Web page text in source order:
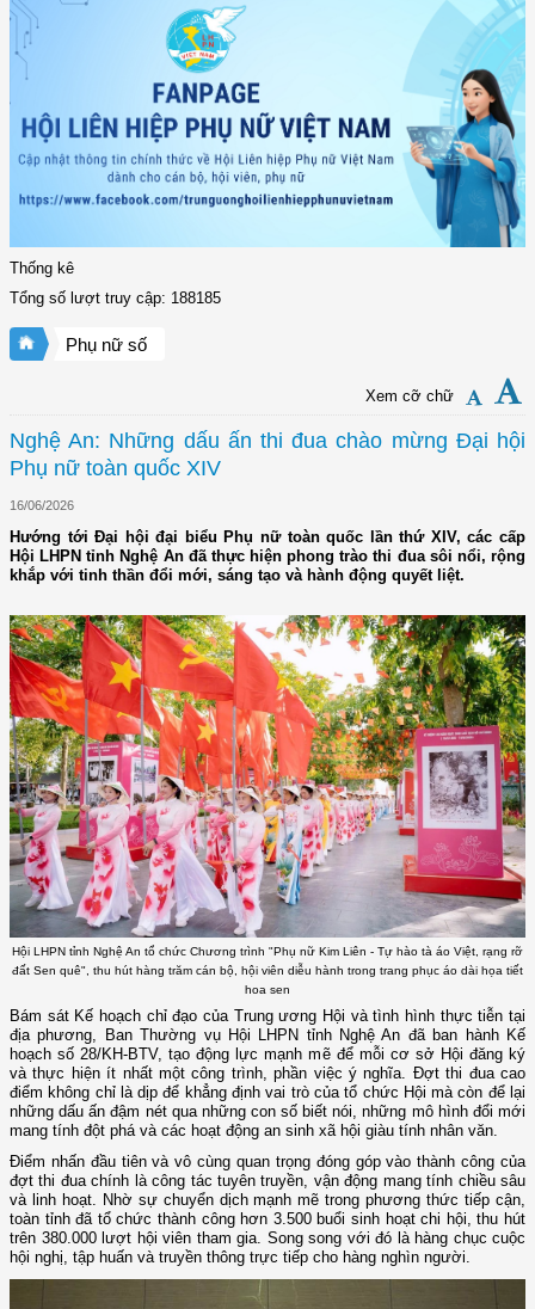
Thống kê
Tổng số lượt truy cập: 188185
Phụ nữ số
Xem cỡ chữ
Nghệ An: Những dấu ấn thi đua chào mừng Đại hội
Phụ nữ toàn quốc XIV
16/06/2026
Hướng tới Đại hội đại biểu Phụ nữ toàn quốc lần thứ XIV, các cấp
Hội LHPN tỉnh Nghệ An đã thực hiện phong trào thi đua sôi nổi, rộng
khắp với tinh thần đổi mới, sáng tạo và hành động quyết liệt.
Hội LHPN tỉnh Nghệ An tổ chức Chương trình "Phụ nữ Kim Liên - Tự hào tà áo Việt, rạng rỡ
đất Sen quê", thu hút hàng trăm cán bộ, hội viên diễu hành trong trang phục áo dài họa tiết
hoa sen
Bám sát Kế hoạch chỉ đạo của Trung ương Hội và tình hình thực tiễn tại
địa phương, Ban Thường vụ Hội LHPN tỉnh Nghệ An đã ban hành Kế
hoạch số 28/KH-BTV, tạo động lực mạnh mẽ để mỗi cơ sở Hội đăng ký
và thực hiện ít nhất một công trình, phần việc ý nghĩa. Đợt thi đua cao
điểm không chỉ là dịp để khẳng định vai trò của tổ chức Hội mà còn để lại
những dấu ấn đậm nét qua những con số biết nói, những mô hình đổi mới
mang tính đột phá và các hoạt động an sinh xã hội giàu tính nhân văn.
Điểm nhấn đầu tiên và vô cùng quan trọng đóng góp vào thành công của
đợt thi đua chính là công tác tuyên truyền, vận động mang tính chiều sâu
và linh hoạt. Nhờ sự chuyển dịch mạnh mẽ trong phương thức tiếp cận,
toàn tỉnh đã tổ chức thành công hơn 3.500 buổi sinh hoạt chi hội, thu hút
trên 380.000 lượt hội viên tham gia. Song song với đó là hàng chục cuộc
hội nghị, tập huấn và truyền thông trực tiếp cho hàng nghìn người.